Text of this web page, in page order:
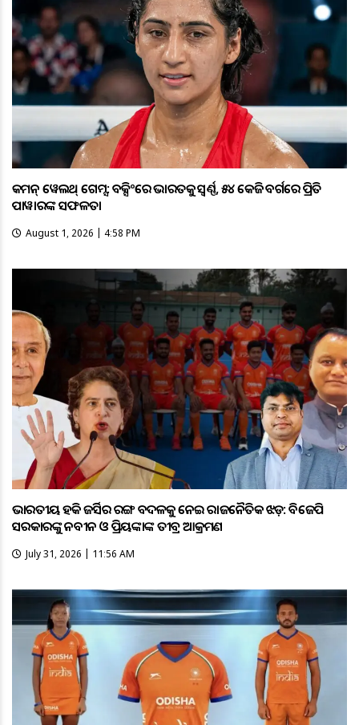
କମନ୍ ୱେଲଥ୍ ଗେମ୍ସ: ବକ୍ସିଂରେ ଭାରତକୁ ସ୍ବର୍ଣ୍ଣ, ୫୪ କେଜି ବର୍ଗରେ ପ୍ରିତି
ପାୱାରଙ୍କ ସଫଳତା
August 1, 2026 | 4:58 PM
ଭାରତୀୟ ହକି ଜର୍ସିର ରଙ୍ଗ ବଦଳକୁ ନେଇ ରାଜନୈତିକ ଝଡ଼: ବିଜେପି
ସରକାରଙ୍କୁ ନବୀନ ଓ ପ୍ରିୟଙ୍କାଙ୍କ ତୀବ୍ର ଆକ୍ରମଣ
July 31, 2026 | 11:56 AM